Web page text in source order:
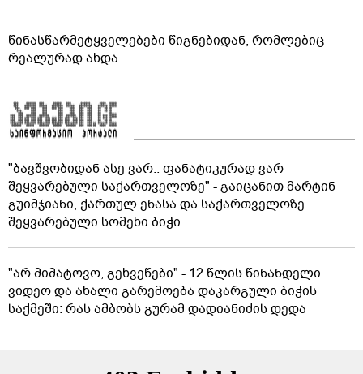
წინასწარმეტყველებები წიგნებიდან, რომლებიც
რეალურად ახდა
"ბავშვობიდან ასე ვარ.. ფანატიკურად ვარ
შეყვარებული საქართველოზე" - გაიცანით მარტინ
გუიმჯიანი, ქართულ ენასა და საქართველოზე
შეყვარებული სომეხი ბიჭი
"არ მიმატოვო, გეხვეწები" - 12 წლის წინანდელი
ვიდეო და ახალი გარემოება დაკარგული ბიჭის
საქმეში: რას ამბობს გურამ დადიანიძის დედა